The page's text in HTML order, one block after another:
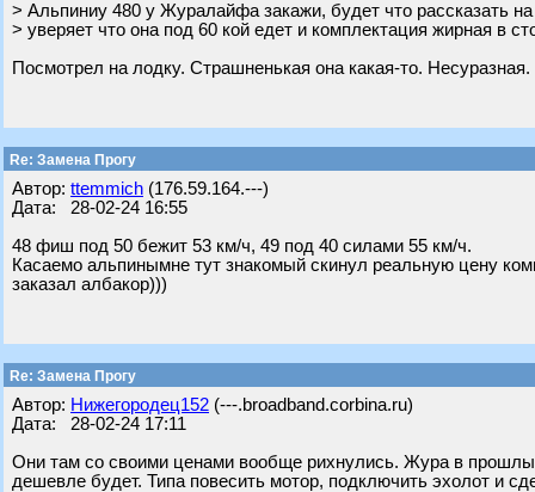
> Альпиниу 480 у Журалайфа закажи, будет что рассказать
> уверяет что она под 60 кой едет и комплектация жирная в
Посмотрел на лодку. Страшненькая она какая-то. Несуразная.
Re: Замена Прогу
Автор: ttemmich (176.59.164.---)
Дата: 28-02-24 16:55
48 фиш под 50 бежит 53 км/ч, 49 под 40 силами 55 км/ч.
Касаемо альпинымне тут знакомый скинул реальную цену
заказал албакор)))
Re: Замена Прогу
Автор: Нижегородец152 (---.broadband.corbina.ru)
Дата: 28-02-24 17:11
Они там со своими ценами вообще рихнулись. Жура в
дешевле будет. Типа повесить мотор, подключить эхолот и